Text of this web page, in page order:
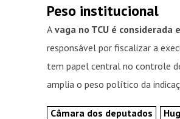
Peso institucional
A vaga no TCU é considerada
responsável por fiscalizar a
tem papel central no controle
amplia o peso político da
Câmara dos deputados